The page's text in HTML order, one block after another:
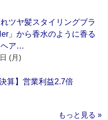
れツヤ髪スタイリングブラ
」から香水のように香る
ヘア…
(月)
算】営業利益2.7倍
もっと見る »